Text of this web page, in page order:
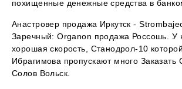
похищенные денежные средства в
Анастровер продажа Иркутск -
Заречный: Organon продажа Россошь. У
хорошая скорость, Станодрол-10
Ибрагимова пропускают много Заказать
Солов Вольск.